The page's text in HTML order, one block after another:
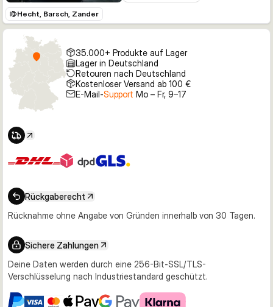
Hecht, Barsch, Zander
35.000+ Produkte auf Lager
Lager in Deutschland
Retouren nach Deutschland
Kostenloser Versand ab 100 €
E-Mail-Support Mo – Fr, 9–17
Rückgaberecht
Rücknahme ohne Angabe von Gründen innerhalb von 30 Tagen.
Sichere Zahlungen
Deine Daten werden durch eine 256-Bit-SSL/TLS-
Verschlüsselung nach Industriestandard geschützt.